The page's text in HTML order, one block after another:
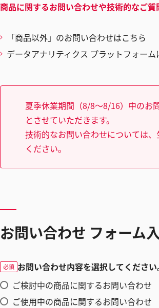
商品に関するお問い合わせや技術的なご質
「商品以外」のお問い合わせはこちら
データアナリティクス プラットフォー
夏季休業期間（8/8～8/16）中のお
とさせていただきます。
技術的なお問い合わせについては
ください。
お問い合わせ フォーム
必須 お問い合わせ内容を選択してください
ご検討中の商品に関するお問い合わせ
ご使用中の商品に関するお問い合わせ